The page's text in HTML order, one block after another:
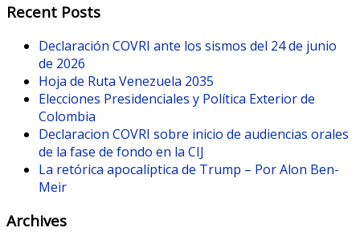
Recent Posts
Declaración COVRI ante los sismos del 24 de junio
de 2026
Hoja de Ruta Venezuela 2035
Elecciones Presidenciales y Política Exterior de
Colombia
Declaracion COVRI sobre inicio de audiencias orales
de la fase de fondo en la CIJ
La retórica apocalíptica de Trump – Por Alon Ben-
Meir
Archives